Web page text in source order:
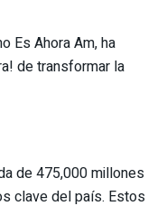
Es Ahora Am, ha
de transformar la
de 475,000 millones
clave del país. Estos